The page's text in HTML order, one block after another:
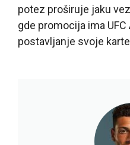
potez proširuje jaku
gde promocija ima
postavljanje svoje